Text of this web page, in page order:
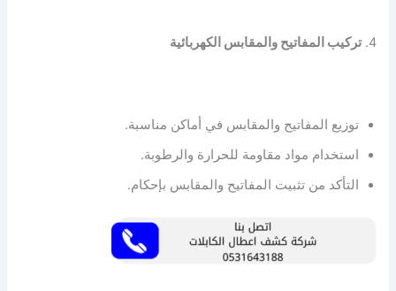
4. تركيب المفاتيح والمقابس الكهربائية
توزيع المفاتيح والمقابس في أماكن مناسبة.
استخدام مواد مقاومة للحرارة والرطوبة.
التأكد من تثبيت المفاتيح والمقابس بإحكام.